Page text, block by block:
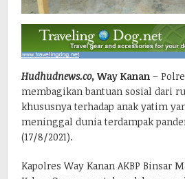
Hudhudnews.co, Way Kanan –
membagikan bantuan sosial dari
khususnya terhadap anak yatim
meninggal dunia terdampak
(17/8/2021).
Kapolres Way Kanan AKBP Binsar